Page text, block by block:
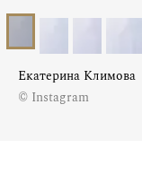
Екатерина Климова
© Instagram